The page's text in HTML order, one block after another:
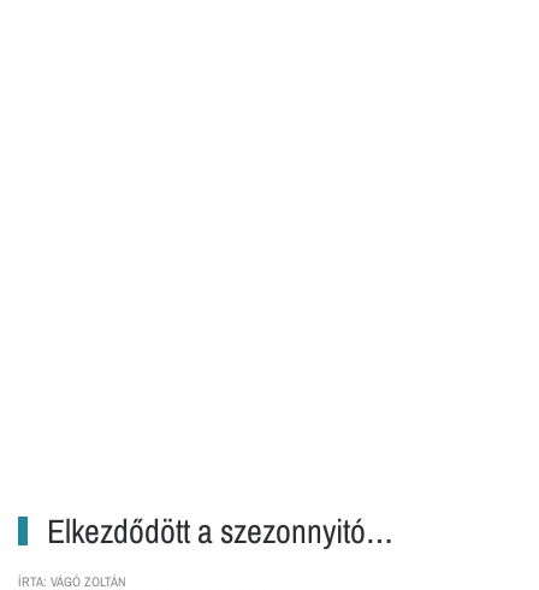
Elkezdődött a szezonnyitó…
ÍRTA: VÁGÓ ZOLTÁN